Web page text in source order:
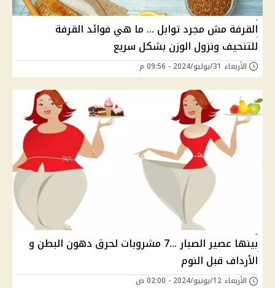
القرفة مش مجرد توابل ... ما هي فوائد القرفة
للتنحيف ونزول الوزن بشكل سريع
الأربعاء 31/يوليو/2024 - 09:56 م
بينها عصير الصبار ...7 مشروبات لحرق دهون البطن و
الأرداف قبل النوم
الأربعاء 12/يونيو/2024 - 02:00 ص